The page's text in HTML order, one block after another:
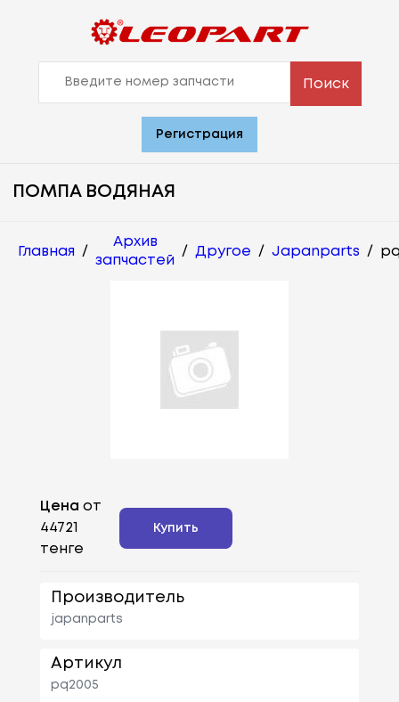
Поиск
Регистрация
ПОМПА ВОДЯНАЯ
Главная /
Архив
запчастей
/ Другое / Japanparts /
Цена от
44721
тенге
Купить
Производитель
japanparts
Артикул
pq2005